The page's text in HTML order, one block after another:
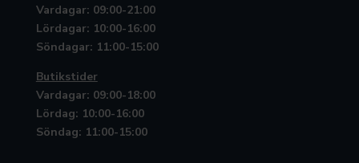
Vardagar: 09:00-21:00
Lördagar: 10:00-16:00
Söndagar: 11:00-15:00
Butikstider
Vardagar: 09:00-18:00
Lördag: 10:00-16:00
Söndag: 11:00-15:00